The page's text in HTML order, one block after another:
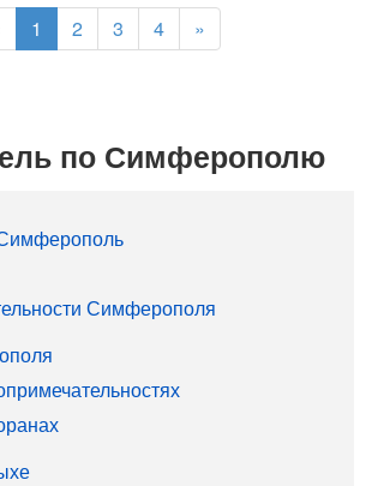
1 (current)
2 3 4 »
по Симферополю
Симферополя